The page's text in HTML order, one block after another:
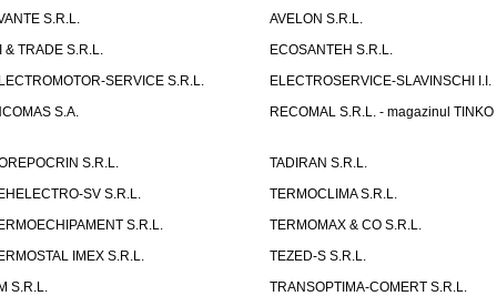
S.R.L.
AVELON S.R.L.
& TRADE S.R.L.
ECOSANTEH S.R.L.
SERVICE S.R.L.
ELECTROSERVICE-SLAVINSCHI I.I.
S.A.
RECOMAL S.R.L. - magazinul TINKO
S.R.L.
TADIRAN S.R.L.
SV S.R.L.
TERMOCLIMA S.R.L.
S.R.L.
TERMOMAX & CO S.R.L.
IMEX S.R.L.
TEZED-S S.R.L.
S.R.L.
TRANSOPTIMA-COMERT S.R.L.